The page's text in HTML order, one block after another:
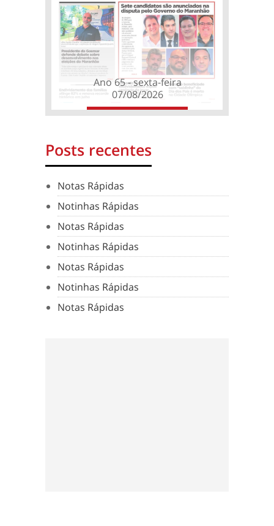
Ano 65 - sexta-feira
07/08/2026
Posts recentes
Notas Rápidas
Notinhas Rápidas
Notas Rápidas
Notinhas Rápidas
Notas Rápidas
Notinhas Rápidas
Notas Rápidas